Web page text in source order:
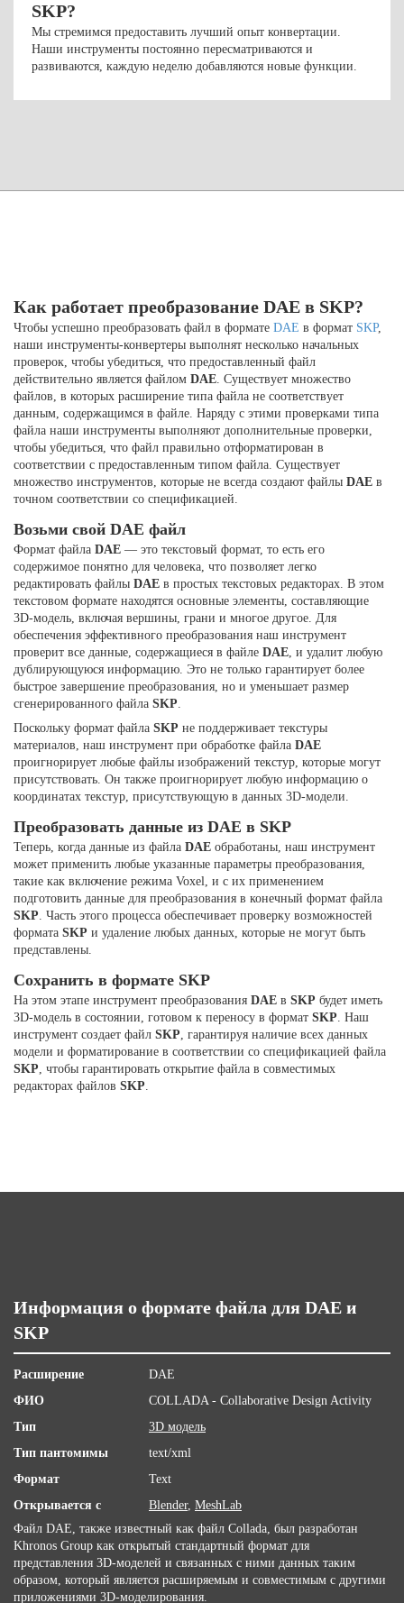
SKP?
Мы стремимся предоставить лучший опыт конвертации.
Наши инструменты постоянно пересматриваются и
развиваются, каждую неделю добавляются новые функции.
Как работает преобразование DAE в SKP?
Чтобы успешно преобразовать файл в формате DAE в формат SKP,
наши инструменты-конвертеры выполнят несколько начальных
проверок, чтобы убедиться, что предоставленный файл
действительно является файлом DAE. Существует множество
файлов, в которых расширение типа файла не соответствует
данным, содержащимся в файле. Наряду с этими проверками типа
файла наши инструменты выполняют дополнительные проверки,
чтобы убедиться, что файл правильно отформатирован в
соответствии с предоставленным типом файла. Существует
множество инструментов, которые не всегда создают файлы DAE в
точном соответствии со спецификацией.
Возьми свой DAE файл
Формат файла DAE — это текстовый формат, то есть его
содержимое понятно для человека, что позволяет легко
редактировать файлы DAE в простых текстовых редакторах. В этом
текстовом формате находятся основные элементы, составляющие
3D-модель, включая вершины, грани и многое другое. Для
обеспечения эффективного преобразования наш инструмент
проверит все данные, содержащиеся в файле DAE, и удалит любую
дублирующуюся информацию. Это не только гарантирует более
быстрое завершение преобразования, но и уменьшает размер
сгенерированного файла SKP.
Поскольку формат файла SKP не поддерживает текстуры
материалов, наш инструмент при обработке файла DAE
проигнорирует любые файлы изображений текстур, которые могут
присутствовать. Он также проигнорирует любую информацию о
координатах текстур, присутствующую в данных 3D-модели.
Преобразовать данные из DAE в SKP
Теперь, когда данные из файла DAE обработаны, наш инструмент
может применить любые указанные параметры преобразования,
такие как включение режима Voxel, и с их применением
подготовить данные для преобразования в конечный формат файла
SKP. Часть этого процесса обеспечивает проверку возможностей
формата SKP и удаление любых данных, которые не могут быть
представлены.
Сохранить в формате SKP
На этом этапе инструмент преобразования DAE в SKP будет иметь
3D-модель в состоянии, готовом к переносу в формат SKP. Наш
инструмент создает файл SKP, гарантируя наличие всех данных
модели и форматирование в соответствии со спецификацией файла
SKP, чтобы гарантировать открытие файла в совместимых
редакторах файлов SKP.
Информация о формате файла для DAE и
SKP
Расширение
DAE
ФИО
COLLADA - Collaborative Design Activity
Тип
3D модель
Тип пантомимы
text/xml
Формат
Text
Открывается с
Blender, MeshLab
Файл DAE, также известный как файл Collada, был разработан
Khronos Group как открытый стандартный формат для
представления 3D-моделей и связанных с ними данных таким
образом, который является расширяемым и совместимым с другими
приложениями 3D-моделирования.